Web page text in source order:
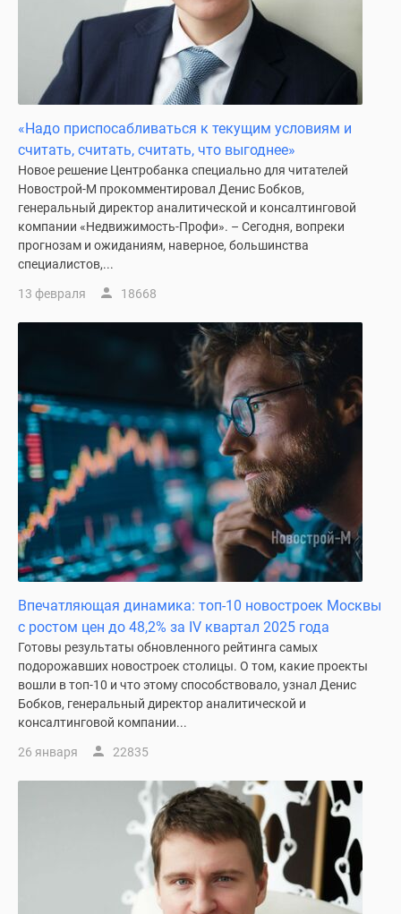
«Надо приспосабливаться к текущим условиям и
считать, считать, считать, что выгоднее»
Новое решение Центробанка специально для читателей
Новострой-М прокомментировал Денис Бобков,
генеральный директор аналитической и консалтинговой
компании «Недвижимость-Профи». – Сегодня, вопреки
прогнозам и ожиданиям, наверное, большинства
специалистов,...
13 февраля 18668
Впечатляющая динамика: топ-10 новостроек Москвы
с ростом цен до 48,2% за IV квартал 2025 года
Готовы результаты обновленного рейтинга самых
подорожавших новостроек столицы. О том, какие проекты
вошли в топ-10 и что этому способствовало, узнал Денис
Бобков, генеральный директор аналитической и
консалтинговой компании...
26 января 22835